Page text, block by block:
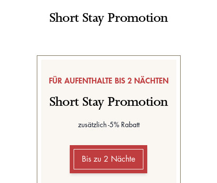
Short Stay Promotion
FÜR AUFENTHALTE BIS 2 NÄCHTEN
Short Stay Promotion
zusätzlich -5% Rabatt
Bis zu 2 Nächte